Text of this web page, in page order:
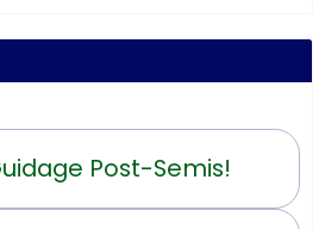
Post-Semis!